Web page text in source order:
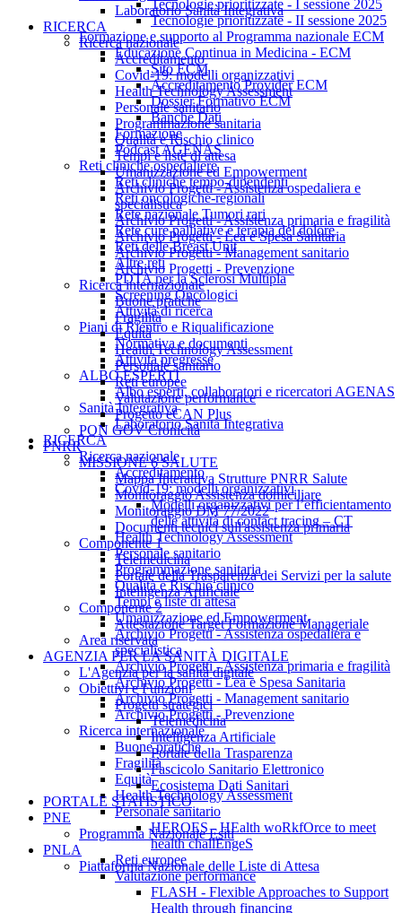
Laboratorio Sanità Integrativa
RICERCA
Ricerca nazionale
Accreditamento
Covid-19: modelli organizzativi
Health Technology Assessment
Personale sanitario
Programmazione sanitaria
Qualità e Rischio clinico
Tempi e liste di attesa
Umanizzazione ed Empowerment
Archivio Progetti - Assistenza ospedaliera e
specialistica
Archivio Progetti - Assistenza primaria e fragilità
Archivio Progetti - Lea e Spesa Sanitaria
Archivio Progetti - Management sanitario
Archivio Progetti - Prevenzione
Ricerca internazionale
Buone pratiche
Fragilità
Equità
Health Technology Assessment
Personale sanitario
Reti europee
Valutazione performance
Progetto eCAN Plus
PON GOV Cronicità
PNRR
MISSIONE 6 SALUTE
Mappa Interattiva Strutture PNRR Salute
Monitoraggio Assistenza domiciliare
Monitoraggio DM 77/2022
Documenti tecnici sull'assistenza primaria
Componente 1
Telemedicina
Portale della Trasparenza dei Servizi per la salute
Intelligenza Artificiale
Componente 2
Attestazione Target Formazione Manageriale
Area riservata
AGENZIA PER LA SANITÀ DIGITALE
L'Agenzia per la sanità digitale
Obiettivi e Funzioni
Progetti strategici
Telemedicina
Intelligenza Artificiale
Portale della Trasparenza
Fascicolo Sanitario Elettronico
Ecosistema Dati Sanitari
PORTALE STATISTICO
PNE
Programma Nazionale Esiti
PNLA
Piattaforma Nazionale delle Liste di Attesa
Tecnologie prioritizzate - I sessione 2025
Tecnologie prioritizzate - II sessione 2025
Formazione e supporto al Programma nazionale ECM
Educazione Continua in Medicina - ECM
Sito ECM
Accreditamento Provider ECM
Dossier Formativo ECM
Banche Dati
Formazione
Podcast AGENAS
Reti cliniche ospedaliere
Reti cliniche tempo-dipendenti
Reti oncologiche-regionali
Rete nazionale Tumori rari
Rete cure palliative e terapia del dolore
Reti delle Breast Unit
Altre reti
PDTA per la Sclerosi Multipla
Screening Oncologici
Attività di ricerca
Piani di Rientro e Riqualificazione
Normativa e documenti
Attività pregresse
ALBO ESPERTI
Albo esperti, collaboratori e ricercatori AGENAS
Sanità Integrativa
Laboratorio Sanità Integrativa
RICERCA
Ricerca nazionale
Accreditamento
Covid-19: modelli organizzativi
Modelli organizzativi per l’efficientamento
delle attività di contact tracing – CT
Health Technology Assessment
Personale sanitario
Programmazione sanitaria
Qualità e Rischio clinico
Tempi e liste di attesa
Umanizzazione ed Empowerment
Archivio Progetti - Assistenza ospedaliera e
specialistica
Archivio Progetti - Assistenza primaria e fragilità
Archivio Progetti - Lea e Spesa Sanitaria
Archivio Progetti - Management sanitario
Archivio Progetti - Prevenzione
Ricerca internazionale
Buone pratiche
Fragilità
Equità
Health Technology Assessment
Personale sanitario
HEROES - HEalth woRkfOrce to meet
health challEngeS
Reti europee
Valutazione performance
FLASH - Flexible Approaches to Support
Health through financing